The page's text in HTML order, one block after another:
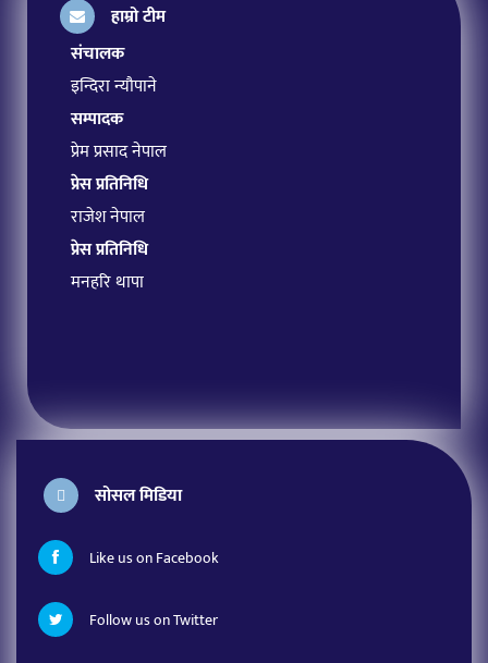
हाम्रो टीम
संचालक
इन्दिरा न्यौपाने
सम्पादक
प्रेम प्रसाद नेपाल
प्रेस प्रतिनिधि
राजेश नेपाल
प्रेस प्रतिनिधि
मनहरि थापा
सोसल मिडिया
Like us on Facebook
Follow us on Twitter